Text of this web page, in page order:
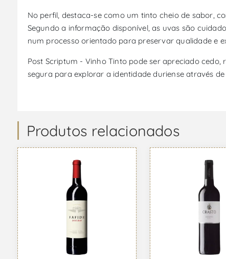
No perfil, destaca-se como um tinto cheio de sabor,
Segundo a informação disponível, as uvas são
num processo orientado para preservar qualidade e
Post Scriptum - Vinho Tinto pode ser apreciado
segura para explorar a identidade duriense através
Produtos relacionados